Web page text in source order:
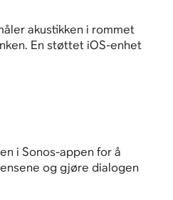
akustikken i rommet
En støttet iOS-enhet
i Sonos-appen for å
og gjøre dialogen